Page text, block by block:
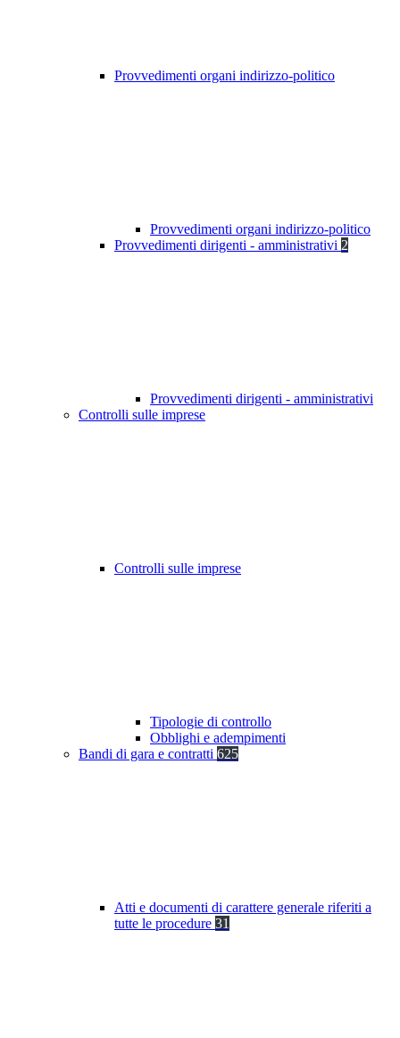
Provvedimenti organi indirizzo-politico
Provvedimenti organi indirizzo-politico
Provvedimenti dirigenti - amministrativi 2
Provvedimenti dirigenti - amministrativi
Controlli sulle imprese
Controlli sulle imprese
Tipologie di controllo
Obblighi e adempimenti
Bandi di gara e contratti 625
Atti e documenti di carattere generale riferiti a
tutte le procedure 31